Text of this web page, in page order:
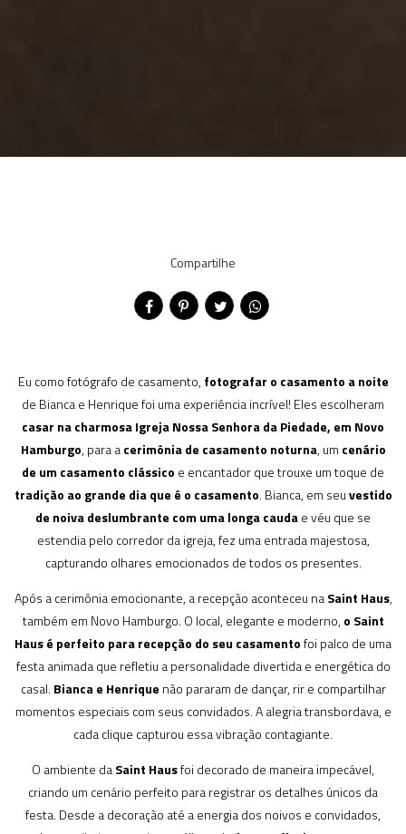
Compartilhe
Eu como fotógrafo de casamento, fotografar o casamento a noite
de Bianca e Henrique foi uma experiência incrível! Eles escolheram
casar na charmosaIgreja Nossa Senhora da Piedade, em Novo
Hamburgo, para acerimônia de casamento noturna, um cenário
de um casamento clássico e encantador que trouxe um toque de
tradição ao grande dia que é o casamento. Bianca, em seuvestido
de noiva deslumbrante com uma longa caudae véu que se
estendia pelo corredor da igreja, fez uma entrada majestosa,
capturando olhares emocionados de todos os presentes.
Após a cerimônia emocionante, a recepção aconteceu naSaint Haus,
também em Novo Hamburgo. O local, elegante e moderno, o Saint
Haus é perfeito para recepção do seu casamentofoi palco de uma
festa animada que refletiu a personalidade divertida e energética do
casal. Bianca e Henrique não pararam de dançar, rir e compartilhar
momentos especiais com seus convidados. A alegria transbordava, e
cada clique capturou essa vibração contagiante.
O ambiente daSaint Hausfoi decorado de maneira impecável,
criando um cenário perfeito para registrar os detalhes únicos da
festa. Desde a decoração até a energia dos noivos e convidados,